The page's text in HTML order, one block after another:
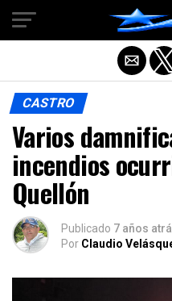
CASTRO
Varios
incendios
Quellón
Publicado 7 años
Por Claudio
Salir de la